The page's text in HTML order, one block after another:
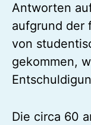
Antworten
aufgrund der
von
gekommen,
Die circa 60